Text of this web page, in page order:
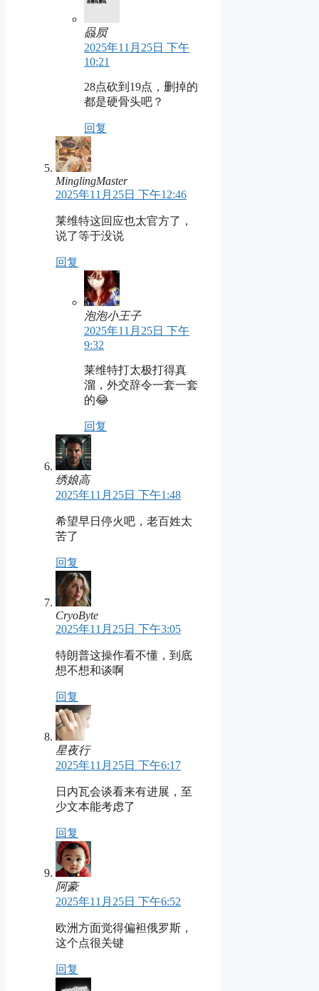
赑屃
2025年11月25日 下午
10:21
28点砍到19点，删掉的
都是硬骨头吧？
回复
MinglingMaster
2025年11月25日 下午12:46
莱维特这回应也太官方了，
说了等于没说
回复
泡泡小王子
2025年11月25日 下午
9:32
莱维特打太极打得真
溜，外交辞令一套一套
的😂
回复
绣娘高
2025年11月25日 下午1:48
希望早日停火吧，老百姓太
苦了
回复
CryoByte
2025年11月25日 下午3:05
特朗普这操作看不懂，到底
想不想和谈啊
回复
星夜行
2025年11月25日 下午6:17
日内瓦会谈看来有进展，至
少文本能考虑了
回复
阿豪
2025年11月25日 下午6:52
欧洲方面觉得偏袒俄罗斯，
这个点很关键
回复